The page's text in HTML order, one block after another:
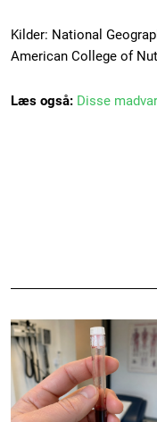
Kilder: National
American College of
Læs også: Disse